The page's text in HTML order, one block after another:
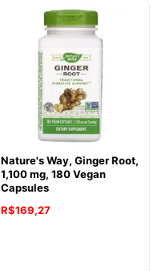
Nature's Way, Ginger Root,
1,100 mg, 180 Vegan
Capsules
R$169,27